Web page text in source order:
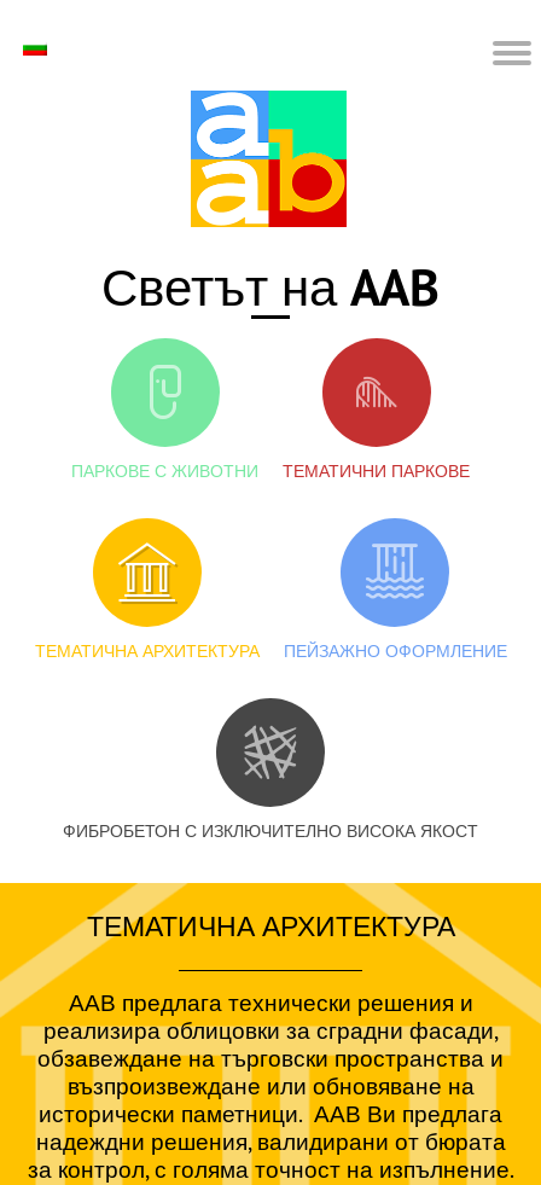
Светът наAAB
ПАРКОВЕ С ЖИВОТНИ ТЕМАТИЧНИ ПАРКОВЕ
ТЕМАТИЧНА АРХИТЕКТУРА ПЕЙЗАЖНО ОФОРМЛЕНИЕ
ФИБРОБЕТОН С ИЗКЛЮЧИТЕЛНО ВИСОКА ЯКОСТ
ТЕМАТИЧНА АРХИТЕКТУРА
ААВ предлага технически решения и
реализира облицовки за сградни фасади,
обзавеждане на търговски пространства и
възпроизвеждане или обновяване на
исторически паметници. ААВ Ви предлага
надеждни решения, валидирани от бюрата
за контрол, с голяма точност на изпълнение.